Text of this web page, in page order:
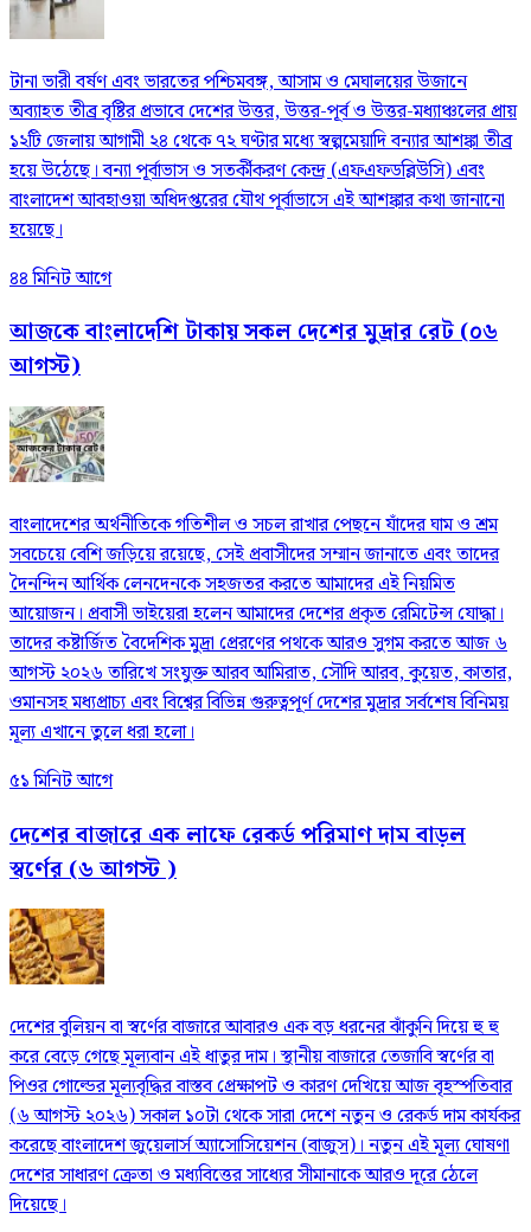
টানা ভারী বর্ষণ এবং ভারতের পশ্চিমবঙ্গ, আসাম ও মেঘালয়ের উজানে
অব্যাহত তীব্র বৃষ্টির প্রভাবে দেশের উত্তর, উত্তর-পূর্ব ও উত্তর-মধ্যাঞ্চলের প্রায়
১২টি জেলায় আগামী ২৪ থেকে ৭২ ঘণ্টার মধ্যে স্বল্পমেয়াদি বন্যার আশঙ্কা তীব্র
হয়ে উঠেছে। বন্যা পূর্বাভাস ও সতর্কীকরণ কেন্দ্র (এফএফডব্লিউসি) এবং
বাংলাদেশ আবহাওয়া অধিদপ্তরের যৌথ পূর্বাভাসে এই আশঙ্কার কথা জানানো
হয়েছে।
৪৪ মিনিট আগে
আজকে বাংলাদেশি টাকায় সকল দেশের মুদ্রার রেট (০৬
আগস্ট)
বাংলাদেশের অর্থনীতিকে গতিশীল ও সচল রাখার পেছনে যাঁদের ঘাম ও শ্রম
সবচেয়ে বেশি জড়িয়ে রয়েছে, সেই প্রবাসীদের সম্মান জানাতে এবং তাদের
দৈনন্দিন আর্থিক লেনদেনকে সহজতর করতে আমাদের এই নিয়মিত
আয়োজন। প্রবাসী ভাইয়েরা হলেন আমাদের দেশের প্রকৃত রেমিটেন্স যোদ্ধা।
তাদের কষ্টার্জিত বৈদেশিক মুদ্রা প্রেরণের পথকে আরও সুগম করতে আজ ৬
আগস্ট ২০২৬ তারিখে সংযুক্ত আরব আমিরাত, সৌদি আরব, কুয়েত, কাতার,
ওমানসহ মধ্যপ্রাচ্য এবং বিশ্বের বিভিন্ন গুরুত্বপূর্ণ দেশের মুদ্রার সর্বশেষ বিনিময়
মূল্য এখানে তুলে ধরা হলো।
৫১ মিনিট আগে
দেশের বাজারে এক লাফে রেকর্ড পরিমাণ দাম বাড়ল
স্বর্ণের (৬ আগস্ট )
দেশের বুলিয়ন বা স্বর্ণের বাজারে আবারও এক বড় ধরনের ঝাঁকুনি দিয়ে হু হু
করে বেড়ে গেছে মূল্যবান এই ধাতুর দাম। স্থানীয় বাজারে তেজাবি স্বর্ণের বা
পিওর গোল্ডের মূল্যবৃদ্ধির বাস্তব প্রেক্ষাপট ও কারণ দেখিয়ে আজ বৃহস্পতিবার
(৬ আগস্ট ২০২৬) সকাল ১০টা থেকে সারা দেশে নতুন ও রেকর্ড দাম কার্যকর
করেছে বাংলাদেশ জুয়েলার্স অ্যাসোসিয়েশন (বাজুস)। নতুন এই মূল্য ঘোষণা
দেশের সাধারণ ক্রেতা ও মধ্যবিত্তের সাধ্যের সীমানাকে আরও দূরে ঠেলে
দিয়েছে।